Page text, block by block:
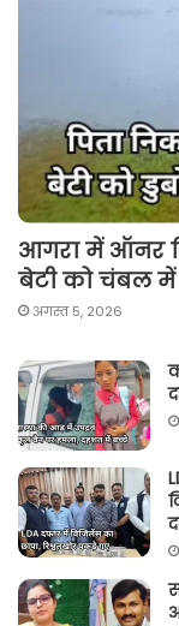
आगरा में ऑनर
बेटी को चंबल में
अगस्त 5, 2026